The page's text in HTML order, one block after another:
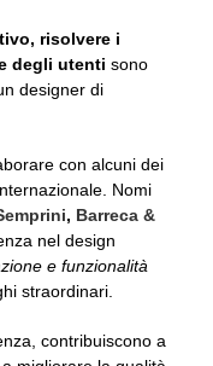
risolvere i
degli utenti sono
designer di
con alcuni dei
Nomi
, Barreca &
nel design
e funzionalità
straordinari.
contribuiscono a